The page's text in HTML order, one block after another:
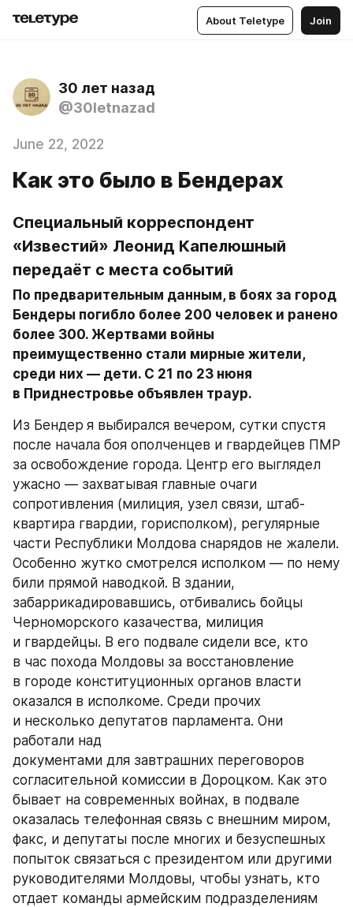
About Teletype Join
30 лет назад
@30letnazad
June 22, 2022
Как это было в Бендерах
Специальный корреспондент
«Известий» Леонид Капелюшный
передаёт с места событий
По предварительным данным, в боях за город
Бендеры погибло более 200 человек и ранено
более 300. Жертвами войны
преимущественно стали мирные жители,
среди них — дети. С 21 по 23 нюня
в Приднестровье объявлен траур.
Из Бендер я выбирался вечером, сутки спустя
после начала боя ополченцев и гвардейцев ПМР
за освобождение города. Центр его выглядел
ужасно — захватывая главные очаги
сопротивления (милиция, узел связи, штаб-
квартира гвардии, горисполком), регулярные
части Республики Молдова снарядов не жалели.
Особенно жутко смотрелся исполком — по нему
били прямой наводкой. В здании,
забаррикадировавшись, отбивались бойцы
Черноморского казачества, милиция
и гвардейцы. В его подвале сидели все, кто
в час похода Молдовы за восстановление
в городе конституционных органов власти
оказался в исполкоме. Среди прочих
и несколько депутатов парламента. Они
работали над
документами для завтрашних переговоров
согласительной комиссии в Дороцком. Как это
бывает на современных войнах, в подвале
оказалась телефонная связь с внешним миром,
факс, и депутаты после многих и безуспешных
попыток связаться с президентом или другими
руководителями Молдовы, чтобы узнать, кто
отдает команды армейским подразделениям